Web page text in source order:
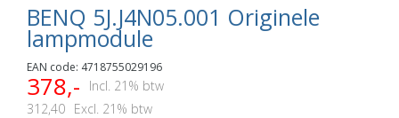
BENQ 5J.J4N05.001 Originele
lampmodule
EAN code: 4718755029196
378,-
Incl. 21% btw
312,40 Excl. 21% btw